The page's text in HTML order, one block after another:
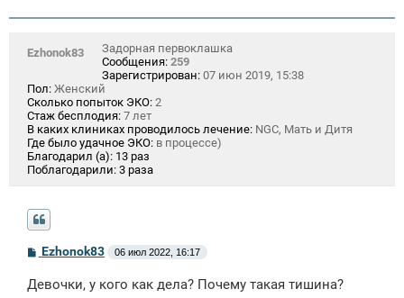
Ezhonok83
Задорная первоклашка
Сообщения: 259
Зарегистрирован: 07 июн 2019, 15:38
Пол: Женский
Сколько попыток ЭКО: 2
Стаж бесплодия: 7 лет
В каких клиниках проводилось лечение: NGC, Мать и Дитя
Где было удачное ЭКО: в процессе)
Благодарил (а): 13 раз
Поблагодарили: 3 раза
С
б
Ezhonok83 06 июл 2022, 16:17
Девочки, у кого как дела? Почему такая тишина?